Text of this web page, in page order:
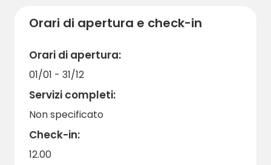
Ogni piazzola dispone di unallacciamento
nei minimi dettagli. Gli animali domestici
sono i benvenuti, purché siano tenuti al
guinzaglio e le loro vaccinazioni siano
aggiornate. Poiché il campeggio non dispone
di wifi, potrete staccare completamente la
spina, godervi la pace e la tranquillità e
condividere momenti veri con la famiglia o
gli amici.
Orari di apertura e check-in
Orari di apertura:
01/01 - 31/12
Servizi completi:
Non specificato
Check-in:
12.00